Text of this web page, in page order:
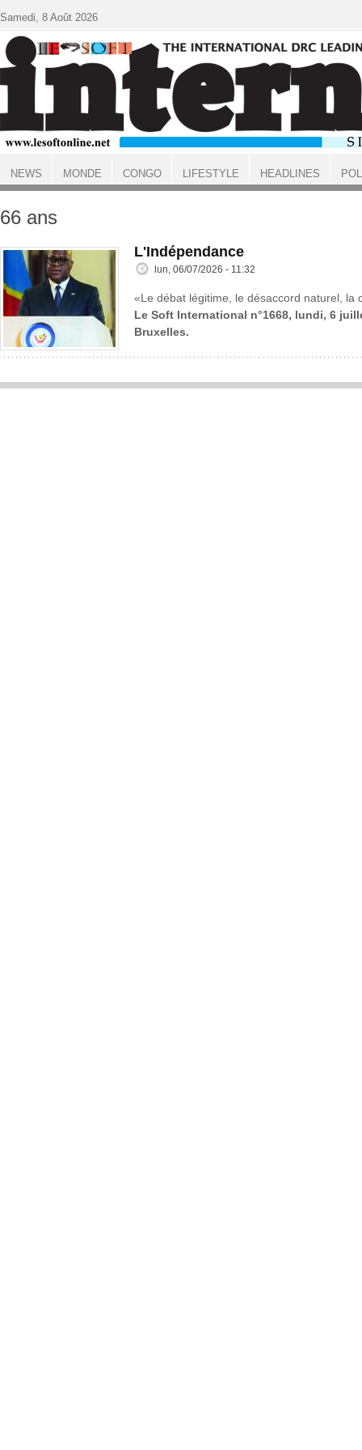
ACCUEIL
66 ans
L'Indépendance
lun, 06/07/2026 - 11:32
«Le débat légitime, le désaccord naturel, la
Le Soft International n°1668, lundi, 6
Bruxelles.
Samedi, 8 Août 2026
NEWS MONDE CONGO LIFESTYLE HEADLINES